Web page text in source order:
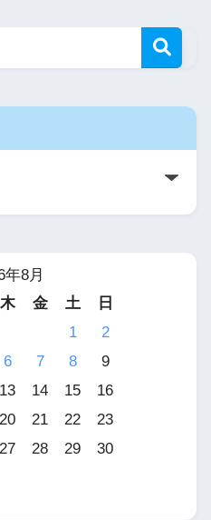
年8月
木 金 土
日
1
2
6 7 8
9
13 14 15
16
20 21 22
23
27 28 29
30